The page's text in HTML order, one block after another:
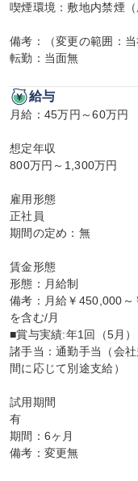
喫煙環境：敷地内禁煙
備考：（変更の範囲：当
転勤：当面無
給与
月給：45万円～60万円
想定年収
800万円～1,300万円
雇用形態
正社員
期間の定め：無
賃金形態
形態：月給制
備考：月給￥450,000
を含む/月
■賞与実績:年1回（5月
諸手当：通勤手当（会
間に応じて別途支給）
試用期間
有
期間：6ヶ月
備考：変更無